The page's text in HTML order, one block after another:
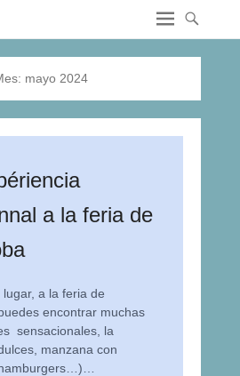
mayo 2024
a la feria de
lugar, a la feria de
encontrar muchas
sensacionales, la
manzana con